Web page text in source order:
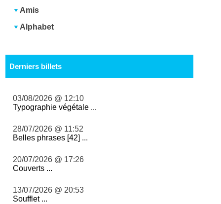
Amis
Alphabet
Derniers billets
03/08/2026 @ 12:10
Typographie végétale ...
28/07/2026 @ 11:52
Belles phrases [42] ...
20/07/2026 @ 17:26
Couverts ...
13/07/2026 @ 20:53
Soufflet ...